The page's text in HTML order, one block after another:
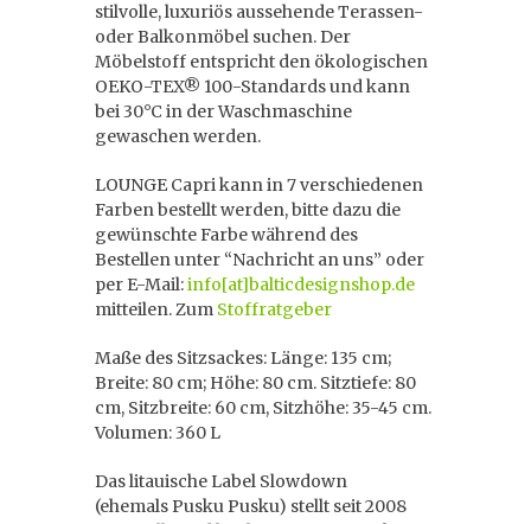
stilvolle, luxuriös aussehende Terassen-
oder Balkonmöbel suchen. Der
Möbelstoff entspricht den ökologischen
OEKO-TEX® 100-Standards und kann
bei 30°C in der Waschmaschine
gewaschen werden.
LOUNGE Capri kann in 7 verschiedenen
Farben bestellt werden, bitte dazu die
gewünschte Farbe während des
Bestellen unter “Nachricht an uns” oder
per E-Mail:info[at]balticdesignshop.de
mitteilen. Zum Stoffratgeber
Maße des Sitzsackes: Länge: 135 cm;
Breite: 80 cm; Höhe: 80 cm. Sitztiefe: 80
cm, Sitzbreite: 60 cm, Sitzhöhe: 35-45 cm.
Volumen: 360 L
Das litauische Label Slowdown
(ehemals Pusku Pusku) stellt seit 2008